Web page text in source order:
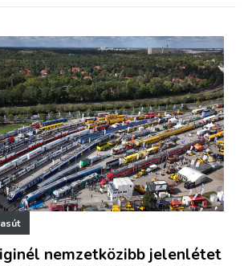
nemzetközibb jelenlétet